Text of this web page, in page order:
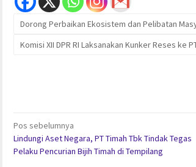
Dorong Perbaikan Ekosistem dan Pelibatan
Komisi XII DPR RI Laksanakan Kunker Reses ke
Navigasi
pos
Pos sebelumnya
Lindungi Aset Negara, PT Timah Tbk Tindak Tegas
Pelaku Pencurian Bijih Timah di Tempilang